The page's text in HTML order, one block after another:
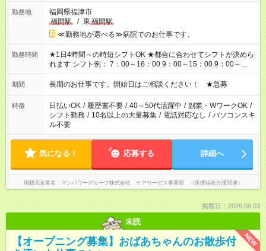
勤務地
福岡県福津市
福間駅
/ 東 福間駅
≪勤務地が選べる≫病院でのお仕事です。
勤務時間
★1日4時間～の時短シフトOK ★都合に合わせてシフトが決めら
れます シフト例： 7：00～16：00 9：00～15：00 9：00～
18：00 11：00～20：00 など ※Wワークの場合、他のお仕事と
合わせ週40時間超の就業はご案内できません ※法令に基づき、
派遣法（日雇い派遣の原則禁止）により、短時間・短期間の就
業はご案内が難しい場合があります
期間 長期のお仕事です。開始日はご相談ください！ ★急募
特徴 日払いOK / 履歴書不要 / 40～50代活躍中 / 副業・WワークOK /
シフト勤務 / 10名以上の大量募集 / 電話対応なし / パソコンスキ
ル不要
気になる！ 応募する 詳細へ
掲載元企業名 マンパワーグループ株式会社 ケアサービス事業部 （医療福祉介護関連）
掲載日：2026.08.03
未読
NEW
【オープニング募集】おばあちゃんのお散歩付